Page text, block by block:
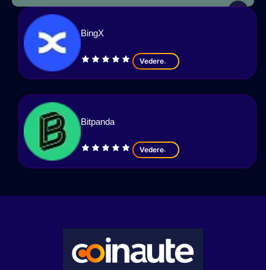
BingX
Vedere
Bitpanda
Vedere